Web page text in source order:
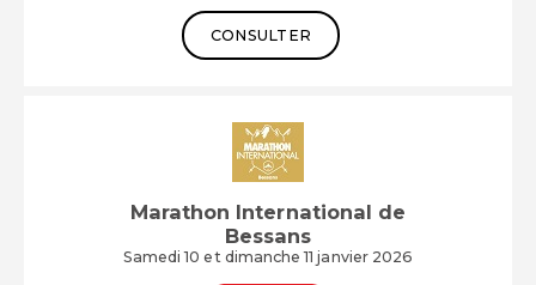
CONSULTER
Marathon International de
Bessans
Samedi 10 et dimanche 11 janvier 2026